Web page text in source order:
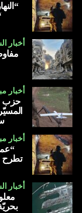
أخبار
أخبار
حزب
أخبار
تطرح
أخبار